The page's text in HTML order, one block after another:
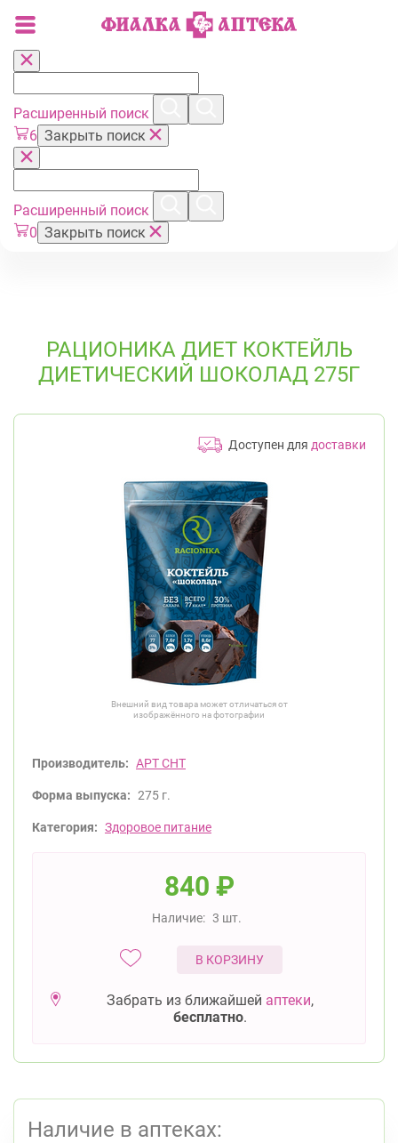
Расширенный поиск
6 Закрыть поиск
Расширенный поиск
0 Закрыть поиск
РАЦИОНИКА ДИЕТ КОКТЕЙЛЬ
ДИЕТИЧЕСКИЙ ШОКОЛАД 275Г
Доступен для доставки
Внешний вид товара может отличаться от
изображённого на фотографии
Производитель: АРТ СНТ
Форма выпуска: 275 г.
Категория: Здоровое питание
840 ₽
Наличие: 3 шт.
В КОРЗИНУ
Забрать из ближайшей аптеки,
бесплатно.
Наличие в аптеках: